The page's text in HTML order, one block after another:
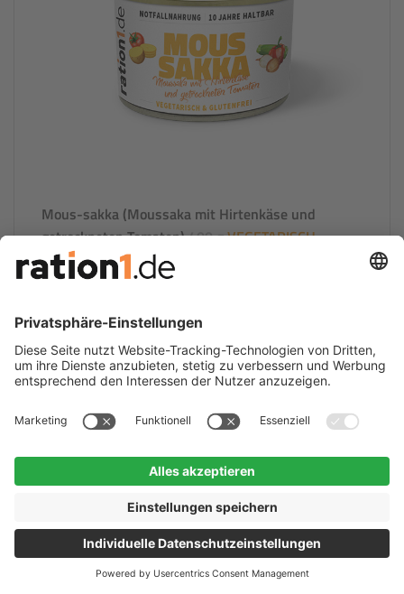
Mous-sakka (Moussaka mit Hirtenkäse und
getrockneten Tomaten)400 gVEGETARISCH
Zutaten und Nährwerte